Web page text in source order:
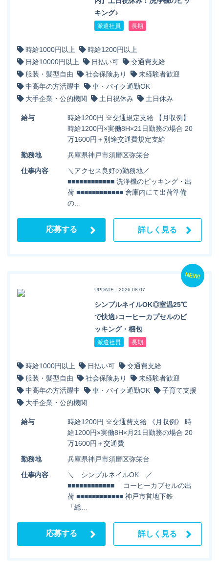
キング♪
派遣社員 長期
時給1000円以上
時給1200円以上
日給10000円以上
日払い可
交通費支給
服装・髪型自由
社会保険あり
未経験者歓迎
中高年の方活躍中
車・バイク通勤OK
大手企業・公的機関
土日祝休み 土日休み
給与
時給1200円 ※交通規定支給 【月収例】
時給1200円×実働8H×21日勤務の場合 20
万1600円＋別途交通費規定支給
勤務地
兵庫県神戸市須磨区弥栄台
仕事内容
＼アクセス良好の勤務地／
■■■■■■■■■■■■ 洗浄機のピッキング・出
荷 ■■■■■■■■■■■■ 倉庫内にて出荷準備
の…
応募する 詳しく見る
NEW!
UPDATE：2026.08.07
シンプルネイルOK◎室温25℃
で快適♪コーヒーカプセルのピ
ッキング・梱包
派遣社員 長期
時給1000円以上 日払い可
交通費支給
服装・髪型自由
社会保険あり
未経験者歓迎
中高年の方活躍中
車・バイク通勤OK
子育て支援
大手企業・公的機関
給与
時給1200円 ※交通費支給 《月収例》 時
給1200円×実働8H×月21日勤務の場合 20
万1600円＋交通費
勤務地
兵庫県神戸市須磨区弥栄台
仕事内容
＼ シンプルネイルOK ／
■■■■■■■■■■■■ コーヒーカプセルの出
荷 ■■■■■■■■■■■■ 神戸市営地下鉄
「総…
応募する 詳しく見る